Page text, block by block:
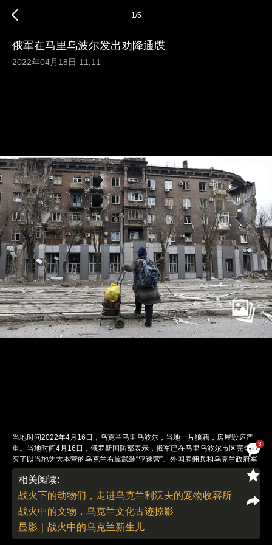
3
1/5
俄军在马里乌波尔发出劝降通牒
2022年04月18日 11:11
当地时间2022年4月16日，乌克兰马里乌波尔，当地一片狼藉，房屋毁坏严
重。当地时间4月16日，俄罗斯国防部表示，俄军已在马里乌波尔市区完全剿
灭了以当地为大本营的乌克兰右翼武装“亚速营”、外国雇佣兵和乌克兰政府军
部队。图：Alexei Alexandrov/人民视觉
责任编辑：曹艳 | 版面编辑：曹艳
相关阅读:
战火下的动物们，走进乌克兰利沃夫的宠物收容所
战火中的文物，乌克兰文化古迹掠影
显影｜战火中的乌克兰新生儿